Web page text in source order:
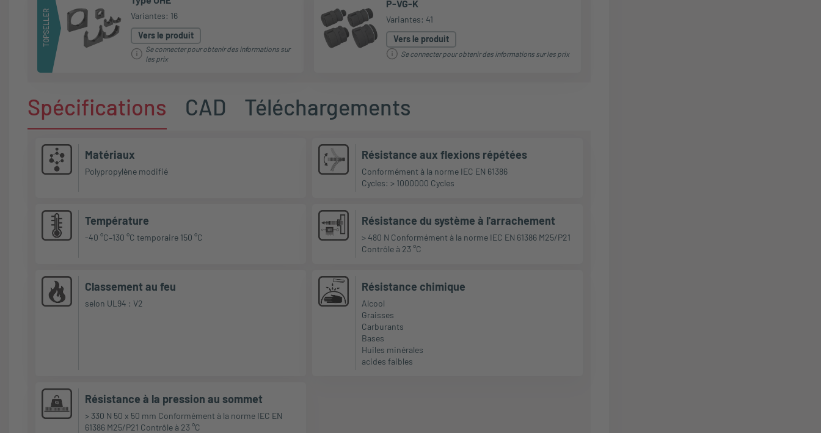
TOPSELLER Variantes: 16
Se connecter pour obtenir des informations sur
les prix
Vers le produit
P-VG-K
Variantes: 41
Se connecter pour obtenir des informations sur les prix
Vers le produit
Spécifications CAD Téléchargements
Matériaux
Polypropylène modifié
Résistance aux flexions répétées
Conformément à la norme IEC EN 61386
Cycles: > 1000000 Cycles
Température
-40 °C–130 °C temporaire 150 °C
Résistance du système à l'arrachement
> 480 N Conformément à la norme IEC EN 61386 M25/P21
Contrôle à 23 °C
Classement au feu
selon UL94 : V2
Résistance chimique
Alcool
Graisses
Carburants
Bases
Huiles minérales
acides faibles
Résistance à la pression au sommet
> 330 N 50 x 50 mm Conformément à la norme IEC EN
61386 M25/P21 Contrôle à 23 °C